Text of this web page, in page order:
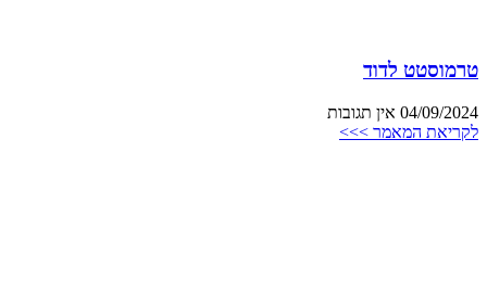
טרמוסטט לדוד
04/09/2024 אין תגובות
לקריאת המאמר >>>